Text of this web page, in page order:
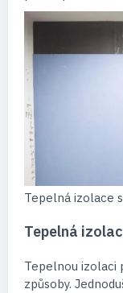
Tepelná izolace
Tepelná
Tepelnou izolaci
způsoby.